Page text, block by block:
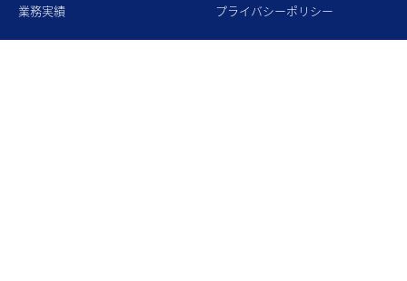
業務実績
プライバシーポリシー